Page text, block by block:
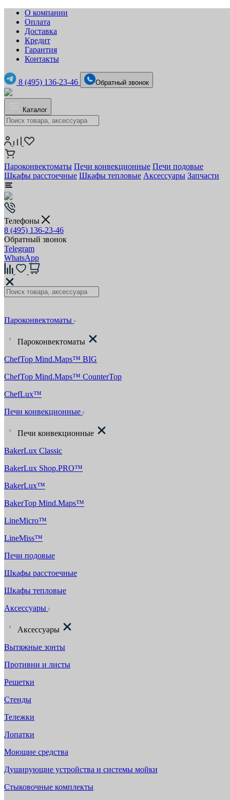
О компании
Оплата
Доставка
Кредит
Гарантия
Контакты
8 (495) 136-23-46 Обратный звонок
Каталог
Пароконвектоматы Печи конвекционные Печи подовые
Шкафы расстоечные Шкафы тепловые Аксессуары Запчасти
Телефоны
8 (495) 136-23-46
Обратный звонок
Telegram
WhatsApp
Пароконвектоматы
Пароконвектоматы
ChefTop Mind.Maps™ BIG
ChefTop Mind.Maps™ CounterTop
ChefLux™
Печи конвекционные
Печи конвекционные
BakerLux Classic
BakerLux Shop.PRO™
BakerLux™
BakerTop Mind.Maps™
LineMicro™
LineMiss™
Печи подовые
Шкафы расстоечные
Шкафы тепловые
Аксессуары
Аксессуары
Вытяжные зонты
Противни и листы
Решетки
Стенды
Тележки
Лопатки
Моющие средства
Душирующие устройства и системы мойки
Стыковочные комплекты